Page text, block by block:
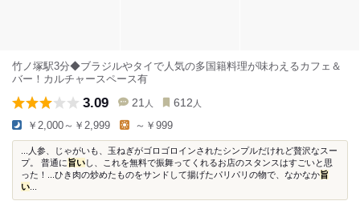
竹ノ塚駅3分◆ブラジルやタイで人気の多国籍料理が味わえるカフェ＆
バー！カルチャースペース有
3.09 21 人 612 人
￥2,000～￥2,999 ～￥999
...人参、じゃがいも、玉ねぎがゴロゴロインされたシンプルだけれど贅沢なスー
プ。 普通に旨いし、これを無料で振舞ってくれるお店のスタンスはすごいと思
った！...ひき肉の炒めたものをサンドして揚げたパリパリの物で、なかなか旨
い